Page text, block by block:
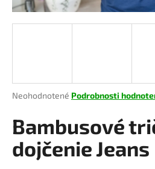
Priemerné
produktu
je
0,0
z
Neohodnotené Podrobnosti
Bambusové
dojčenie Jeans
á